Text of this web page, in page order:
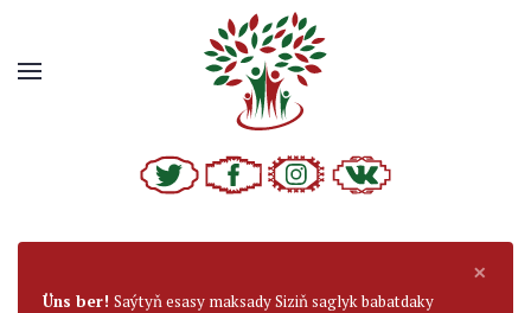
×
Üns ber! Saýtyň esasy maksady Siziň saglyk babatdaky